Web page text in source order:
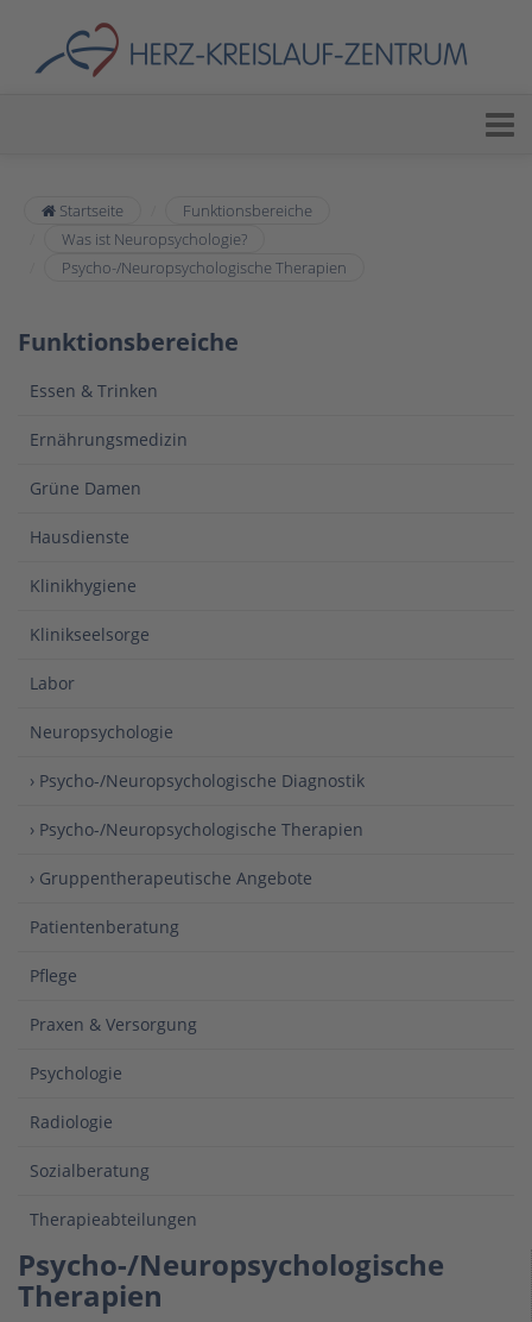
Startseite
Funktionsbereiche
Was ist Neuropsychologie?
Psycho-/Neuropsychologische Therapien
Funktionsbereiche
Essen & Trinken
Ernährungsmedizin
Grüne Damen
Hausdienste
Klinikhygiene
Klinikseelsorge
Labor
Neuropsychologie
› Psycho-/Neuropsychologische Diagnostik
› Psycho-/Neuropsychologische Therapien
› Gruppentherapeutische Angebote
Patientenberatung
Pflege
Praxen & Versorgung
Psychologie
Radiologie
Sozialberatung
Therapieabteilungen
Psycho-/Neuropsychologische
Therapien